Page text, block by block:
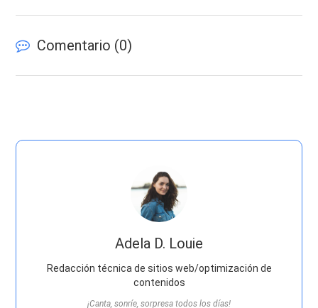
Comentario (0)
Adela D. Louie
Redacción técnica de sitios web/optimización de
contenidos
¡Canta, sonríe, sorpresa todos los días!